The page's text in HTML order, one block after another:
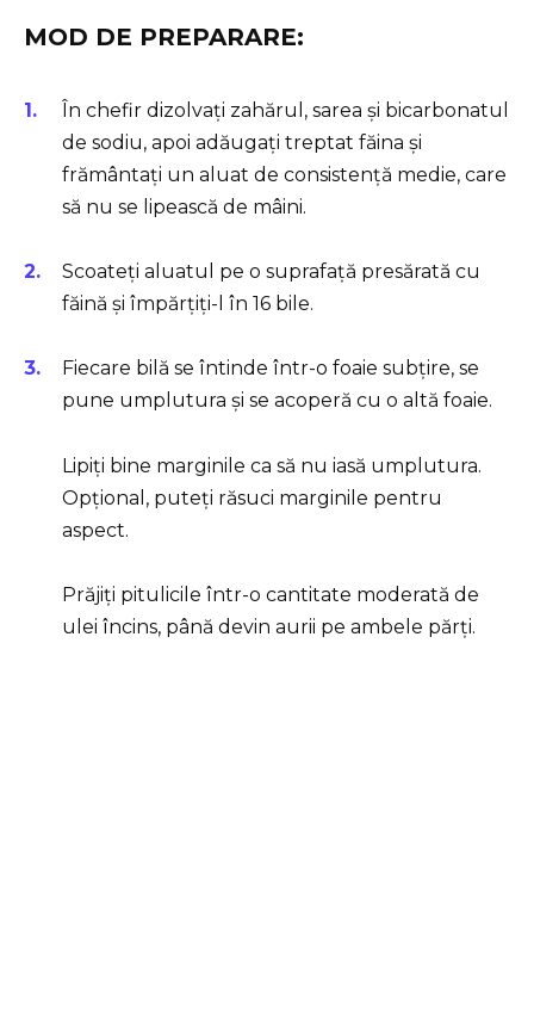
MOD DE PREPARARE:
În chefir dizolvați zahărul, sarea și bicarbonatul
de sodiu, apoi adăugați treptat făina și
frământați un aluat de consistență medie, care
să nu se lipească de mâini.
Scoateți aluatul pe o suprafață presărată cu
făină și împărțiți-l în 16 bile.
Fiecare bilă se întinde într-o foaie subțire, se
pune umplutura și se acoperă cu o altă foaie.
Lipiți bine marginile ca să nu iasă umplutura.
Opțional, puteți răsuci marginile pentru
aspect.
Prăjiți pitulicile într-o cantitate moderată de
ulei încins, până devin aurii pe ambele părți.